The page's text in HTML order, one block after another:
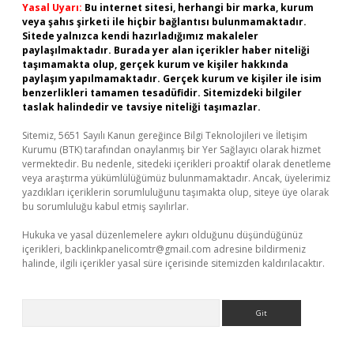
Yasal Uyarı: Bu internet sitesi, herhangi bir marka, kurum
veya şahıs şirketi ile hiçbir bağlantısı bulunmamaktadır.
Sitede yalnızca kendi hazırladığımız makaleler
paylaşılmaktadır. Burada yer alan içerikler haber niteliği
taşımamakta olup, gerçek kurum ve kişiler hakkında
paylaşım yapılmamaktadır. Gerçek kurum ve kişiler ile isim
benzerlikleri tamamen tesadüfidir. Sitemizdeki bilgiler
taslak halindedir ve tavsiye niteliği taşımazlar.
Sitemiz, 5651 Sayılı Kanun gereğince Bilgi Teknolojileri ve İletişim
Kurumu (BTK) tarafından onaylanmış bir Yer Sağlayıcı olarak hizmet
vermektedir. Bu nedenle, sitedeki içerikleri proaktif olarak denetleme
veya araştırma yükümlülüğümüz bulunmamaktadır. Ancak, üyelerimiz
yazdıkları içeriklerin sorumluluğunu taşımakta olup, siteye üye olarak
bu sorumluluğu kabul etmiş sayılırlar.
Hukuka ve yasal düzenlemelere aykırı olduğunu düşündüğünüz
içerikleri, backlinkpanelicomtr@gmail.com adresine bildirmeniz
halinde, ilgili içerikler yasal süre içerisinde sitemizden kaldırılacaktır.